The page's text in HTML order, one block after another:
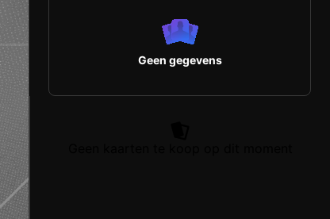
Geen gegevens